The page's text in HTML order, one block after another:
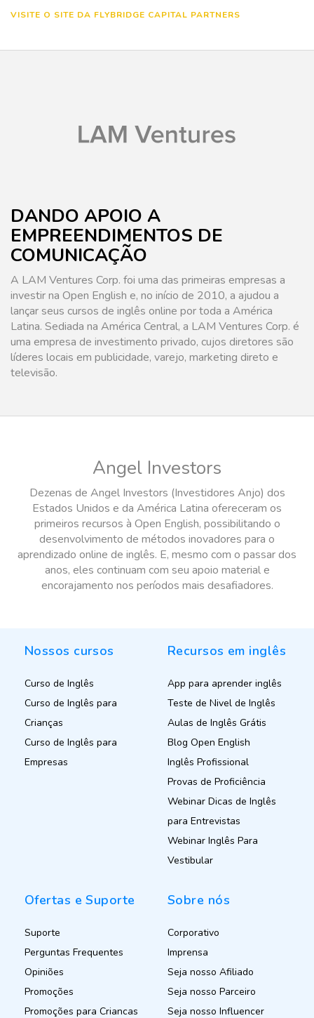
VISITE O SITE DA FLYBRIDGE CAPITAL PARTNERS
DANDO APOIO A
EMPREENDIMENTOS DE
COMUNICAÇÃO
A LAM Ventures Corp. foi uma das primeiras empresas a
investir na Open English e, no início de 2010, a ajudou a
lançar seus cursos de inglês online por toda a América
Latina. Sediada na América Central, a LAM Ventures Corp. é
uma empresa de investimento privado, cujos diretores são
líderes locais em publicidade, varejo, marketing direto e
televisão.
Angel Investors
Dezenas de Angel Investors (Investidores Anjo) dos
Estados Unidos e da América Latina ofereceram os
primeiros recursos à Open English, possibilitando o
desenvolvimento de métodos inovadores para o
aprendizado online de inglês. E, mesmo com o passar dos
anos, eles continuam com seu apoio material e
encorajamento nos períodos mais desafiadores.
Nossos cursos
Curso de Inglês
Curso de Inglês para
Crianças
Curso de Inglês para
Empresas
Recursos em inglês
App para aprender inglês
Teste de Nivel de Inglês
Aulas de Inglês Grátis
Blog Open English
Inglês Profissional
Provas de Proficiência
Webinar Dicas de Inglês
para Entrevistas
Webinar Inglês Para
Vestibular
Ofertas e Suporte
Suporte
Perguntas Frequentes
Opiniões
Promoções
Promoções para Criancas
Sobre nós
Corporativo
Imprensa
Seja nosso Afiliado
Seja nosso Parceiro
Seja nosso Influencer